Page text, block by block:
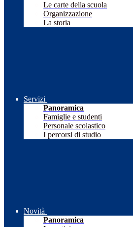
Le carte della scuola
Organizzazione
La storia
Servizi
Panoramica
Famiglie e studenti
Personale scolastico
I percorsi di studio
Novità
Panoramica